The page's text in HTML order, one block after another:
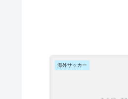
海外サッカー